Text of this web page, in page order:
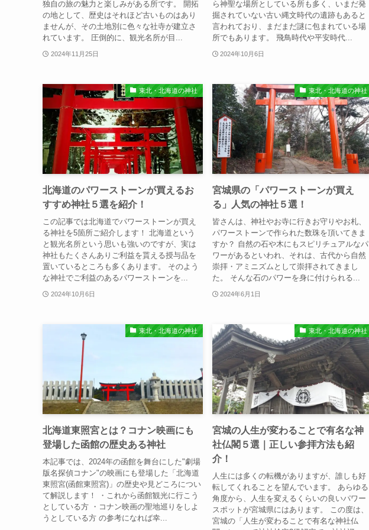
独自の旅の魅力と楽しみがある所です。 開拓
の地として、歴史はそれほど古いものはあり
ませんが、その土地別に色々な社寺が建立さ
れています。 圧倒的に、観光名所が目...
2024年11月25日
ら神聖な場所としている所も多く、いまだ発
掘されていない古い縄文時代の遺跡もあると
言われており、まだまだ謎に包まれている場
所でもあります。 飛鳥時代や平安時代...
2024年10月6日
東北・北海道の神社
北海道のパワーストーンが買えるお
すすめ神社５選を紹介！
この記事では北海道でパワーストーンが買え
る神社を5箇所ご紹介します！ 北海道という
と観光名所という思いも強いのですが、実は
神社もたくさんありご利益を貰える授与品を
置いているところも多くあります。 そのよう
な神社でご利益のあるパワーストーンを...
2024年10月6日
東北・北海道の神社
宮城県の「パワーストーンが買え
る」⼈気の神社５選！
皆さんは、神社やお寺に行きお守りやお札、
パワーストーンで作られた数珠を頂いてきま
すか？ 自然の石や木にもスピリチュアルなパ
ワーがあるといわれ、それは、古代から自然
崇拝・アミニズムとして崇拝されてきまし
た。 そんな石のパワーを身に付けられる...
2024年6月1日
東北・北海道の神社
北海道東照宮とは？コナン映画にも
登場した函館の歴史ある神社
本記事では、2024年の函館を舞台にした"劇場
版名探偵コナン"の映画にも登場した「北海道
東照宮(函館東照宮)」の歴史や見どころについ
て解説します！ ・これから函館観光に行こう
としている方 ・コナン映画の聖地巡りをしよ
うとしている方 の参考になれば幸...
東北・北海道の神社
宮城の⼈⽣が変わることで有名な神
社仏閣５選｜正しい参拝⽅法も紹
介！
人生には多くの転機がありますが、誰しも好
転してくれることを望んでいます。 あらゆる
角度から、人生を変えるくらいの良いパワー
スポットが宮城県にはあります。 この度は、
宮城の「⼈⽣が変わることで有名な神社仏